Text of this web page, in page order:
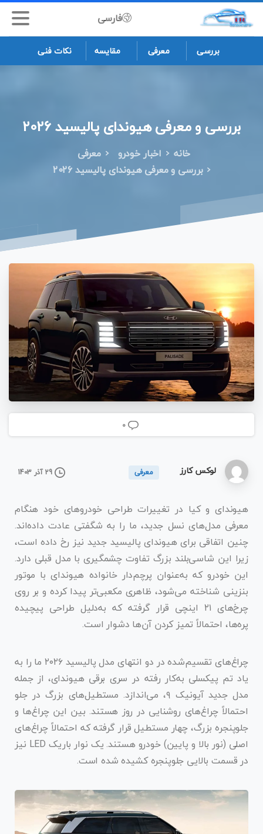
فارسی
بررسی معرفی مقایسه نکات فنی
بررسیومعرفیهیوندای پالیسید2026
خانه اخبار خودرو
معرفی
بررسی و معرفی هیوندای پالیسید 2026
0
لوکس کارز معرفی 29 آذر 1403
هیوندای و کیا در تغییرات طراحی خودروهای خود هنگام
معرفی مدل‌های نسل جدید، ما را به شگفتی عادت داده‌اند.
چنین اتفاقی برای هیوندای پالیسید جدید نیز رخ داده است،
زیرا این شاسی‌بلند بزرگ تفاوت چشمگیری با مدل قبلی دارد.
این خودرو که به‌عنوان پرچم‌دار خانواده‌ هیوندای با موتور
بنزینی شناخته می‌شود، ظاهری مکعبی‌تر پیدا کرده و بر روی
چرخ‌های ۲۱ اینچی قرار گرفته که به‌دلیل طراحی پیچیده
پره‌ها، احتمالاً تمیز کردن آن‌ها دشوار است.
چراغ‌های تقسیم‌شده در دو انتهای مدل پالیسید ۲۰۲۶ ما را به
یاد تم پیکسلی به‌کار رفته در سری برقی هیوندای، از جمله
مدل جدید آیونیک ۹، می‌اندازد. مستطیل‌های بزرگ در جلو
احتمالاً چراغ‌های روشنایی در روز هستند. بین این چراغ‌ها و
جلوپنجره بزرگ، چهار مستطیل قرار گرفته که احتمالاً چراغ‌های
اصلی (نور بالا و پایین) خودرو هستند. یک نوار باریک LED نیز
در قسمت بالایی جلوپنجره کشیده شده است.